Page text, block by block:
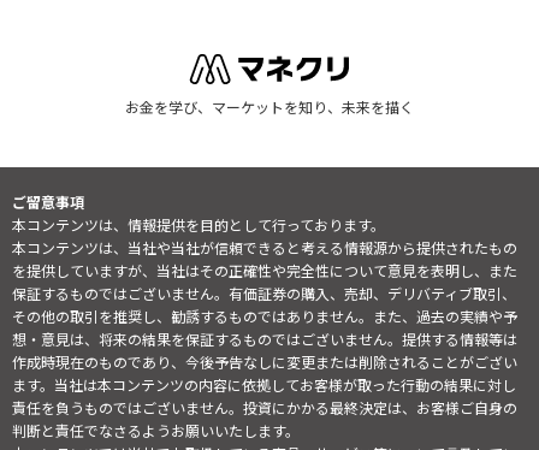
お金を学び、マーケットを知り、未来を描く
ご留意事項
本コンテンツは、情報提供を目的として行っております。
本コンテンツは、当社や当社が信頼できると考える情報源から提供されたもの
を提供していますが、当社はその正確性や完全性について意見を表明し、また
保証するものではございません。有価証券の購入、売却、デリバティブ取引、
その他の取引を推奨し、勧誘するものではありません。また、過去の実績や予
想・意見は、将来の結果を保証するものではございません。提供する情報等は
作成時現在のものであり、今後予告なしに変更または削除されることがござい
ます。当社は本コンテンツの内容に依拠してお客様が取った行動の結果に対し
責任を負うものではございません。投資にかかる最終決定は、お客様ご自身の
判断と責任でなさるようお願いいたします。